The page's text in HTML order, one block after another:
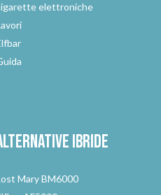
elettroniche
ibride
Mary BM6000